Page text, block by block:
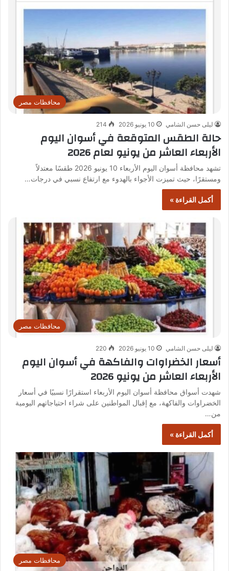
محافظات مصر
ليلى حسن الشامي 10 يونيو 2026 214
حالة الطقس المتوقعة في أسوان اليوم
الأربعاء العاشر من يونيو لعام 2026
تشهد محافظة أسوان اليوم الأربعاء 10 يونيو 2026 طقسًا معتدلاً
ومستقرًا، حيث تميزت الأجواء بالهدوء مع ارتفاع نسبي في درجات…
أكمل القراءة »
محافظات مصر
ليلى حسن الشامي 10 يونيو 2026 220
أسعار الخضراوات والفاكهة في أسوان اليوم
الأربعاء العاشر من يونيو 2026
شهدت أسواق محافظة أسوان اليوم الأربعاء استقرارًا نسبيًا في أسعار
الخضراوات والفاكهة، مع إقبال المواطنين على شراء احتياجاتهم اليومية
من…
أكمل القراءة »
محافظات مصر